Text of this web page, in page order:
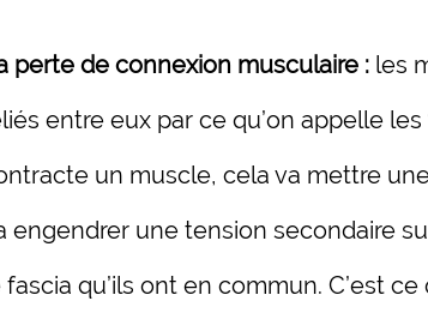
perte de connexion musculaire : les
entre eux par ce qu’on appelle les
un muscle, cela va mettre
engendrer une tension secondaire
fascia qu’ils ont en commun. C’est